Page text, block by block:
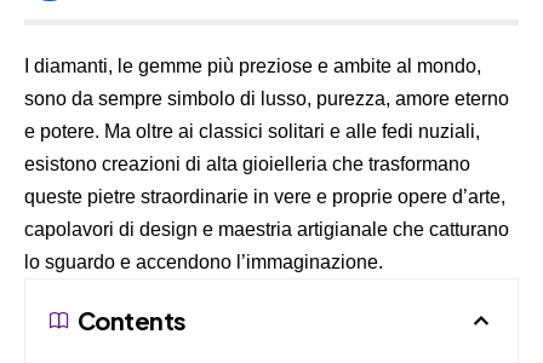
I diamanti, le gemme più preziose e ambite al mondo,
sono da sempre simbolo di lusso, purezza, amore eterno
e potere. Ma oltre ai classici solitari e alle fedi nuziali,
esistono creazioni di alta gioielleria che trasformano
queste pietre straordinarie in vere e proprie opere d’arte,
capolavori di design e maestria artigianale che catturano
lo sguardo e accendono l’immaginazione.
Contents